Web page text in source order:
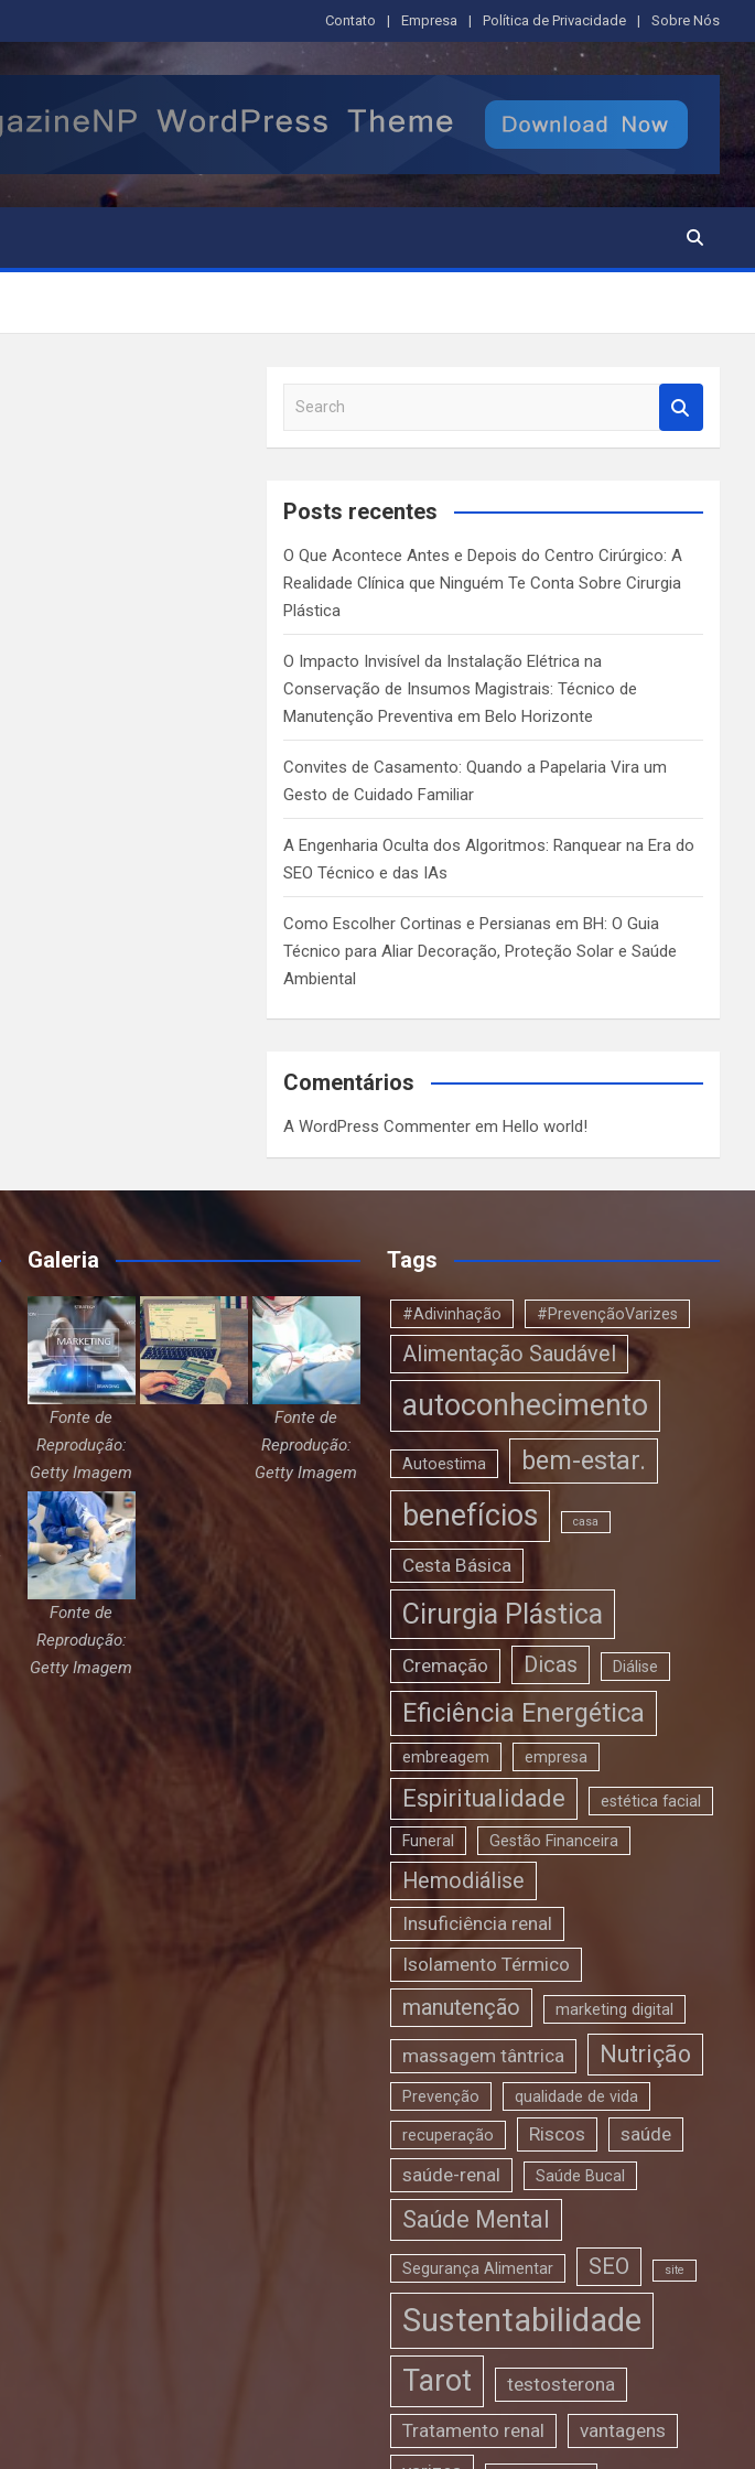
Contato Empresa Política de Privacidade Sobre Nós
a
c
Posts recentes
O Que Acontece Antes e Depois do Centro Cirúrgico: A
Realidade Clínica que Ninguém Te Conta Sobre Cirurgia
Plástica
O Impacto Invisível da Instalação Elétrica na
Conservação de Insumos Magistrais: Técnico de
Manutenção Preventiva em Belo Horizonte
Convites de Casamento: Quando a Papelaria Vira um
Gesto de Cuidado Familiar
A Engenharia Oculta dos Algoritmos: Ranquear na Era do
SEO Técnico e das IAs
Como Escolher Cortinas e Persianas em BH: O Guia
Técnico para Aliar Decoração, Proteção Solar e Saúde
Ambiental
Comentários
A WordPress Commenter emHello world!
Galeria
Fonte de
Reprodução:
Getty Imagem
Fonte de
Reprodução:
Getty Imagem
Fonte de
Reprodução:
Getty Imagem
Tags
#Adivinhação #PrevençãoVarizes
Alimentação Saudável
autoconhecimento
Autoestima bem-estar.
benefícios casa
Cesta Básica
Cirurgia Plástica
Cremação Dicas Diálise
Eficiência Energética
embreagem empresa
Espiritualidade estética facial
Funeral Gestão Financeira
Hemodiálise
Insuficiência renal
Isolamento Térmico
manutenção marketing digital
massagem tântrica Nutrição
Prevenção qualidade de vida
recuperação Riscos
saúde
saúde-renal
Saúde Bucal
Saúde Mental
Segurança Alimentar SEO site
Sustentabilidade
Tarot testosterona
Tratamento renal
vantagens